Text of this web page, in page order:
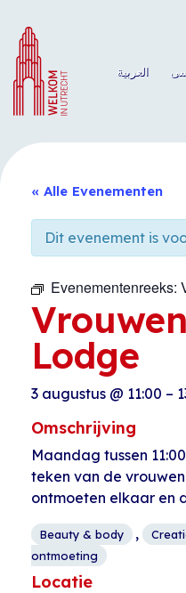
naar
de
inhoud
العربية
« Alle Evenementen
Dit evenement is
Evenementenreeks:
Lodge
3 augustus @ 11:00 –
Omschrijving
Maandag tussen
teken van de
ontmoeten elkaar en
Beauty & body ,
ontmoeting
Locatie